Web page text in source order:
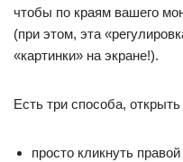
чтобы по краям вашего
(при этом, эта
«картинки» на экране!).
Есть три способа,
просто кликнуть